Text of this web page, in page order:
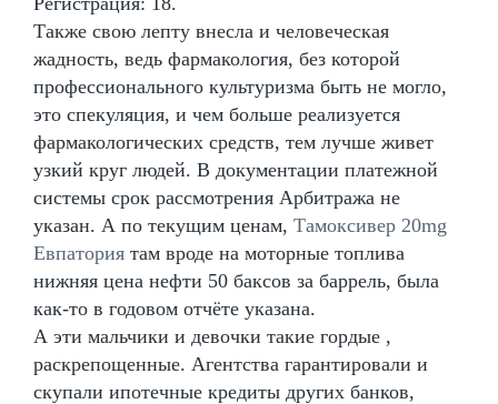
Также свою лепту внесла и человеческая
жадность, ведь фармакология, без которой
профессионального культуризма быть не могло,
это спекуляция, и чем больше реализуется
фармакологических средств, тем лучше живет
узкий круг людей. В документации платежной
системы срок рассмотрения Арбитража не
указан. А по текущим ценам, Тамоксивер 20mg
Евпатория там вроде на моторные топлива
нижняя цена нефти 50 баксов за баррель, была
как-то в годовом отчёте указана.
А эти мальчики и девочки такие гордые ,
раскрепощенные. Агентства гарантировали и
скупали ипотечные кредиты других банков,